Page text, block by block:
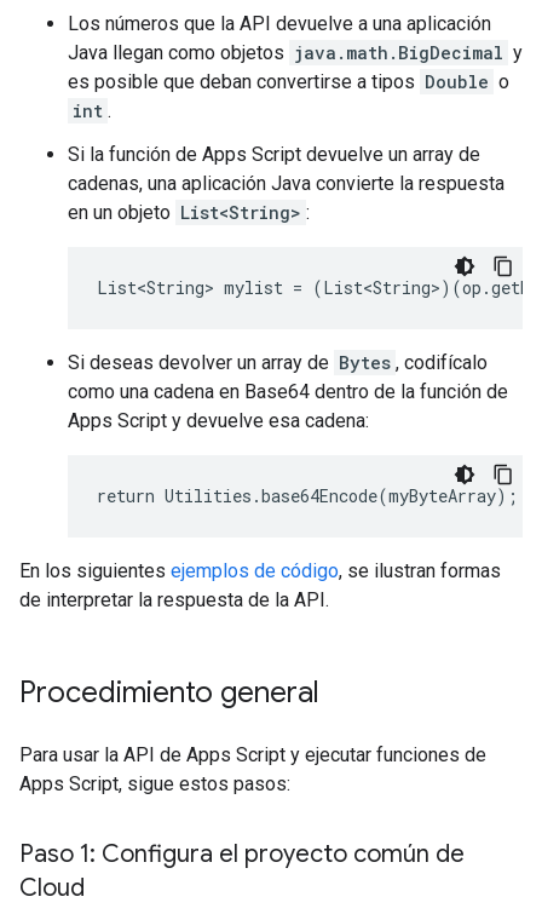
Los números que la API devuelve a una aplicación
Java llegan como objetos java.math.BigDecimal y
es posible que deban convertirse a tipos Double o
int .
Si la función de Apps Script devuelve un array de
cadenas, una aplicación Java convierte la respuesta
en un objeto List<String> :
Si deseas devolver un array de Bytes , codifícalo
como una cadena en Base64 dentro de la función de
Apps Script y devuelve esa cadena:
En los siguientes ejemplos de código, se ilustran formas
de interpretar la respuesta de la API.
Procedimiento general
Para usar la API de Apps Script y ejecutar funciones de
Apps Script, sigue estos pasos:
Paso 1: Configura el proyecto común de
Cloud